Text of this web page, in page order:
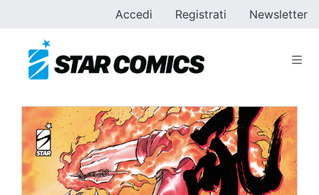
Accedi Registrati Newsletter